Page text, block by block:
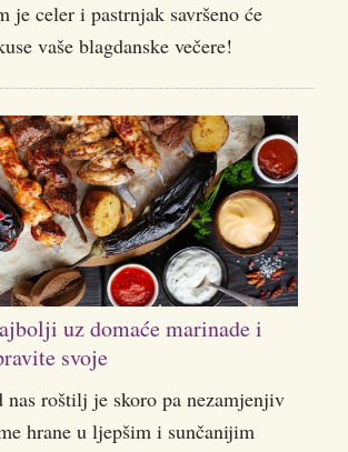
je celer i pastrnjak savršeno će
vaše blagdanske večere!
uz domaće marinade i
svoje
nas roštilj je skoro pa nezamjenjiv
hrane u ljepšim i sunčanijim